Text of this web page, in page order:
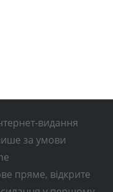
видання
за умови
пряме, відкрите